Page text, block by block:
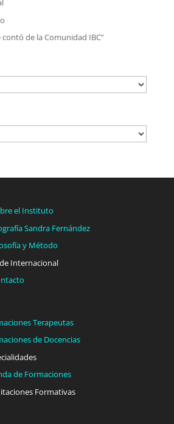
de la Comunidad IBC”
el Instituto
Sandra Fernández
y Método
Internacional
Terapeutas
de Docencias
de Formaciones
Formativas